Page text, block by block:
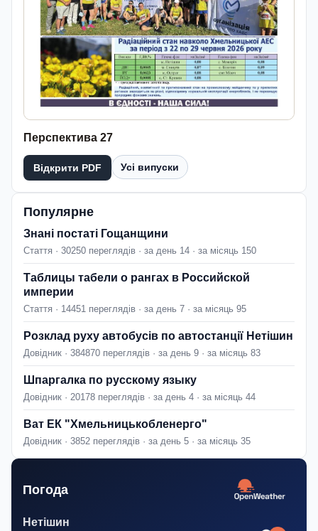
Перспектива 27
Відкрити PDF Усі випуски
Популярне
Знані постаті Гощанщини
Стаття · 30250 переглядів · за день 14 · за місяць 150
Таблицы табели о рангах в Российской
империи
Стаття · 14451 переглядів · за день 7 · за місяць 95
Розклад руху автобусів по автостанції Нетішин
Довідник · 384870 переглядів · за день 9 · за місяць 83
Шпаргалка по русскому языку
Довідник · 20178 переглядів · за день 4 · за місяць 44
Ват ЕК "Хмельницькобленерго"
Довідник · 3852 переглядів · за день 5 · за місяць 35
Погода
Нетішин